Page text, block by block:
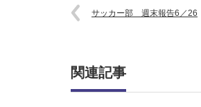
サッカー部 週末報告6／26
関連記事